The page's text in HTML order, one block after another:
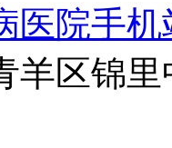
医院手机
羊区锦